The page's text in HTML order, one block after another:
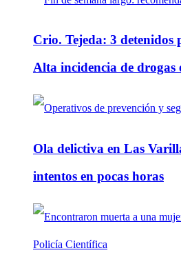
Crio. Tejeda: 3 detenidos
Alta incidencia de drogas
Ola delictiva en Las
intentos en pocas horas